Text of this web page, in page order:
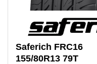
Saferich FRC16
155/80R13 79T